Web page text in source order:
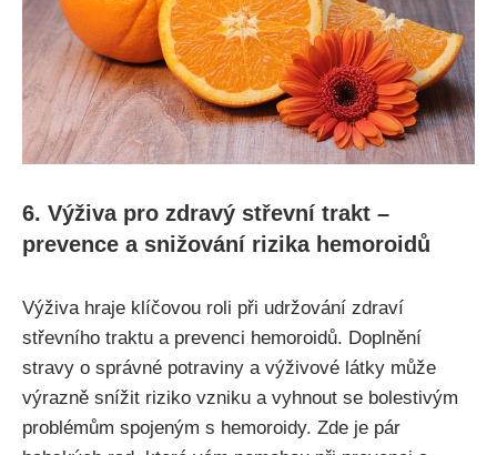
6. Výživa pro‍ zdravý střevní trakt –
prevence a snižování rizika⁣ hemoroidů
Výživa hraje klíčovou roli ⁤při udržování zdraví
střevního⁤ traktu a prevenci hemoroidů.​ Doplnění
stravy o správné potraviny a výživové látky může​
výrazně snížit⁢ riziko vzniku a vyhnout⁤ se bolestivým
problémům spojeným‍ s hemoroidy.​ Zde je pár